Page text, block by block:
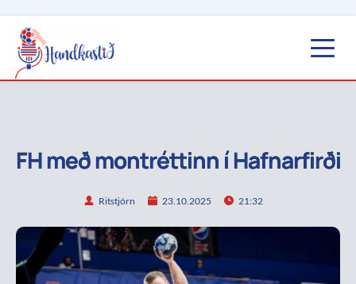
FH með montréttinn í Hafnarfirði
Ritstjórn 23.10.2025 21:32